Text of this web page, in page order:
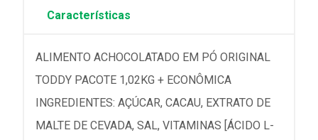
Características
ALIMENTO ACHOCOLATADO EM PÓ ORIGINAL
TODDY PACOTE 1,02KG + ECONÔMICA
INGREDIENTES: AÇÚCAR, CACAU, EXTRATO DE
MALTE DE CEVADA, SAL, VITAMINAS [ÁCIDO L-